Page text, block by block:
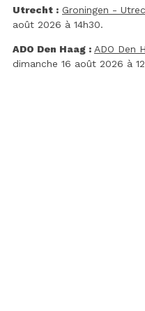
Utrecht : Groningen -
août 2026 à 14h30.
ADO Den Haag : ADO Den
dimanche 16 août 2026 à